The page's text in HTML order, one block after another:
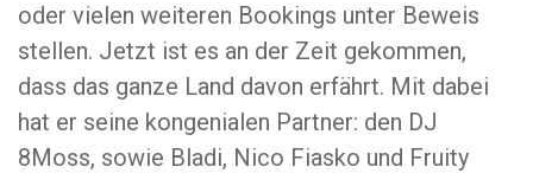
oder vielen weiteren Bookings unter Beweis
stellen. Jetzt ist es an der Zeit gekommen,
dass das ganze Land davon erfährt. Mit dabei
hat er seine kongenialen Partner: den DJ
8Moss, sowie Bladi, Nico Fiasko und Fruity